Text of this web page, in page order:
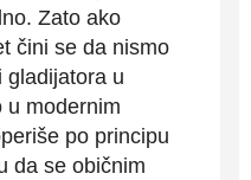
Zato ako
čini se da nismo
gladijatora u
u modernim
po principu
da se običnim